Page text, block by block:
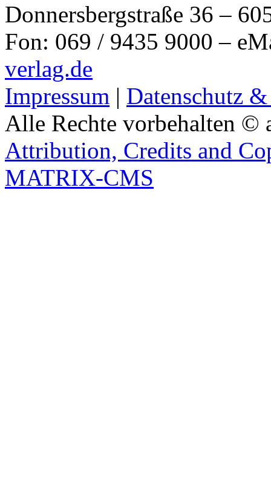
Donnersbergstraße 36 –
Fon: 069 / 9435 9000 –
verlag.de
Impressum | Datenschutz
Alle Rechte vorbehalten ©
Attribution, Credits and
MATRIX-CMS